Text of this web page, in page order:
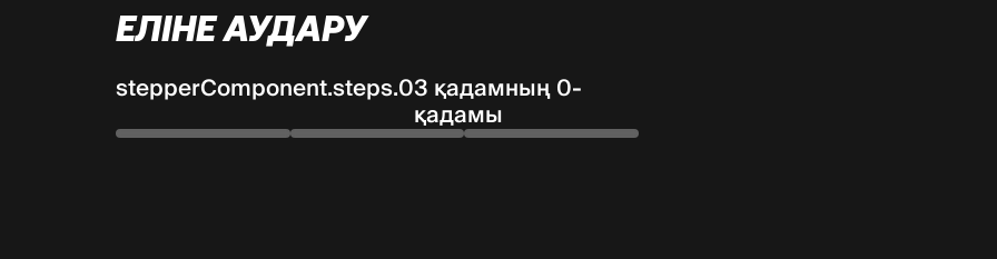
ЕЛІНЕ АУДАРУ
stepperComponent.steps.03 қадамның 0-
қадамы